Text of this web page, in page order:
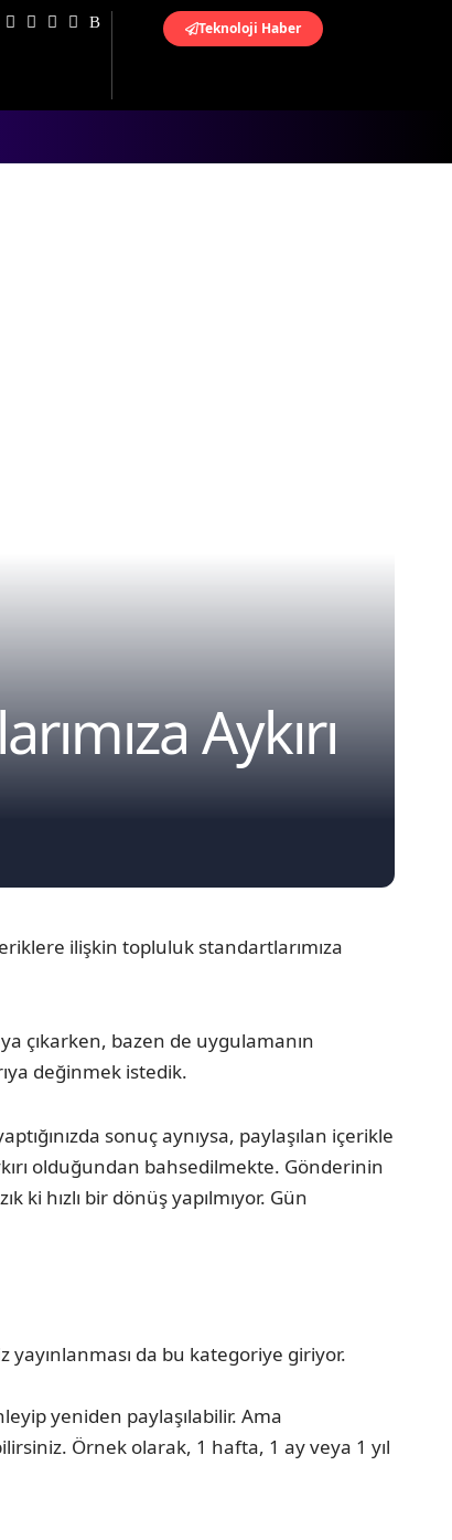
Teknoloji Haber
Aykırı
ilişkin topluluk standartlarımıza
çıkarken, bazen de uygulamanın
değinmek istedik.
sonuç aynıysa, paylaşılan içerikle
olduğundan bahsedilmekte. Gönderinin
ki hızlı bir dönüş yapılmıyor. Gün
da bu kategoriye giriyor.
yeniden paylaşılabilir. Ama
Örnek olarak, 1 hafta, 1 ay veya 1 yıl